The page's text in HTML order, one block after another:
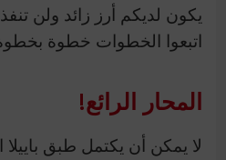
يكون لديكم أرز زائد ولن
اتبعوا الخطوات خطوة
المحار الرائع!
لا يمكن أن يكتمل طبق باييلا